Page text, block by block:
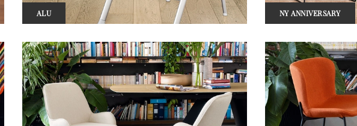
ALU NY ANNIVERSARY